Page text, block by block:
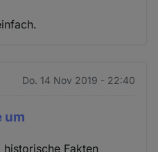
Do. 14 Nov 2019 - 22:40
um
Fakten